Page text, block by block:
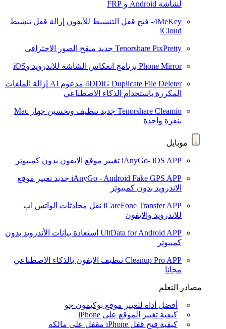
لشاشة Android و FRP
4MeKey- فتح قفل التنشيط للآيفون
إزالة قفل تنشيط
iCloud
Tenorshare PixPretty جديد منقح الصور الاحترافي
Phone Mirror برنامج انعكاس الشاشة للاندرويد وiOS
4DDiG Duplicate File Deleter مدعوم AI
إزالة الملفات
المكررة باستخدام الذكاء الاصطناعي
Tenorshare Cleamio جديد
تنظيف وتحسين جهاز Mac
بنقرة واحدة
موبايل
iAnyGo- iOS APP تغيير موقع الايفون بدون كمبيوتر
iAnyGo - Android Fake GPS APP جديد تغيير موقع
الاندرويد بدون كمبيوتر
iCareFone Transfer APP نقل محادثات الواتس اب
للاندرويد والايفون
UltData for Android APP استعادة بيانات الأندرويد بدون
كمبيوتر
Cleanup Pro APP تنظيف الايفون بالذكاء الاصطناعي
مجانا
مصادر التعلم
أفضل أداة لتغيير موقع بوكيمون جو
كيفية تغيير الموقع على iPhone
كيفية فتح قفل iPhone مقفل على مالكه